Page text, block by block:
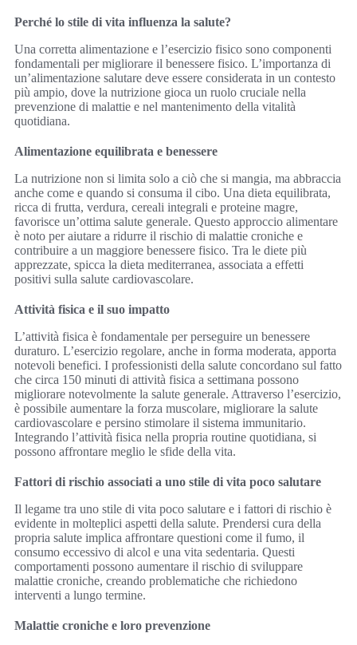
Perché lo stile di vita influenza la salute?
Una corretta alimentazione e l’esercizio fisico sono componenti
fondamentali per migliorare il benessere fisico. L’importanza di
un’alimentazione salutare deve essere considerata in un contesto
più ampio, dove la nutrizione gioca un ruolo cruciale nella
prevenzione di malattie e nel mantenimento della vitalità
quotidiana.
Alimentazione equilibrata e benessere
La nutrizione non si limita solo a ciò che si mangia, ma abbraccia
anche come e quando si consuma il cibo. Una dieta equilibrata,
ricca di frutta, verdura, cereali integrali e proteine magre,
favorisce un’ottima salute generale. Questo approccio alimentare
è noto per aiutare a ridurre il rischio di malattie croniche e
contribuire a un maggiore benessere fisico. Tra le diete più
apprezzate, spicca la dieta mediterranea, associata a effetti
positivi sulla salute cardiovascolare.
Attività fisica e il suo impatto
L’attività fisica è fondamentale per perseguire un benessere
duraturo. L’esercizio regolare, anche in forma moderata, apporta
notevoli benefici. I professionisti della salute concordano sul fatto
che circa 150 minuti di attività fisica a settimana possono
migliorare notevolmente la salute generale. Attraverso l’esercizio,
è possibile aumentare la forza muscolare, migliorare la salute
cardiovascolare e persino stimolare il sistema immunitario.
Integrando l’attività fisica nella propria routine quotidiana, si
possono affrontare meglio le sfide della vita.
Fattori di rischio associati a uno stile di vita poco salutare
Il legame tra uno stile di vita poco salutare e i fattori di rischio è
evidente in molteplici aspetti della salute. Prendersi cura della
propria salute implica affrontare questioni come il fumo, il
consumo eccessivo di alcol e una vita sedentaria. Questi
comportamenti possono aumentare il rischio di sviluppare
malattie croniche, creando problematiche che richiedono
interventi a lungo termine.
Malattie croniche e loro prevenzione